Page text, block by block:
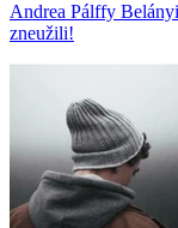
Andrea Pálffy
zneužili!